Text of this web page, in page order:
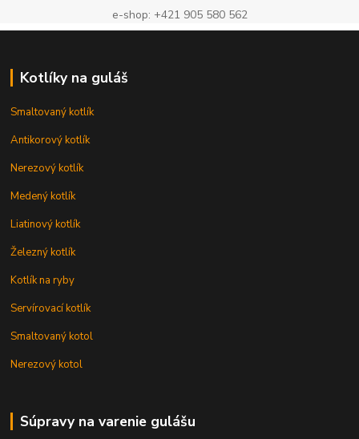
e-shop: +421 905 580 562
Kotlíky na guláš
Smaltovaný kotlík
Antikorový kotlík
Nerezový kotlík
Medený kotlík
Liatinový kotlík
Železný kotlík
Kotlík na ryby
Servírovací kotlík
Smaltovaný kotol
Nerezový kotol
Súpravy na varenie gulášu